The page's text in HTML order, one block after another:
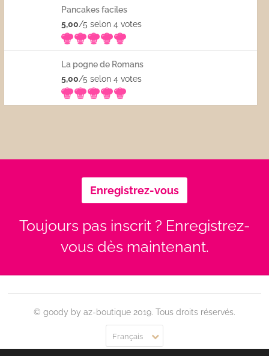
Pancakes faciles
5,00/5 selon 4votes
La pogne de Romans
5,00/5 selon 4votes
Enregistrez-vous
Toujours pas inscrit ? Enregistrez-
vous dès maintenant.
© goody by az-boutique 2019. Tous droits réservés.
Français